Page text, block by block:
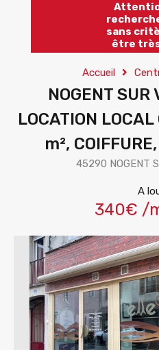
sans
être
Accueil
NOGENT SUR
LOCATION
m²,
45290 NOGENT
A
340€ /